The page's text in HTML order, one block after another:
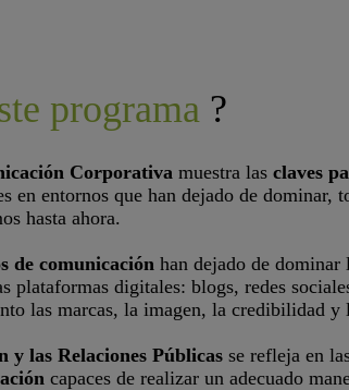
programa?
Corporativamuestra las claves
en entornos que han dejado de
hasta ahora.
de comunicaciónhan dejado de dominar
plataformas digitales: blogs, redes
las marcas, la imagen, la credibilidad y
y las Relaciones Públicasse refleja en
capaces de realizar un adecuado